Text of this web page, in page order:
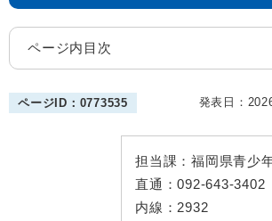
ページ内目次
ページID：0773535 発表日：
担当課： 福岡県青少
直通：092-643-3402
内線： 2932